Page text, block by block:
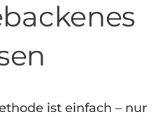
ist einfach – nur